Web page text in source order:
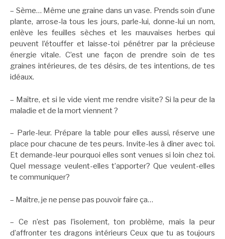
– Sème… Même une graine dans un vase. Prends soin d’une
plante, arrose-la tous les jours, parle-lui, donne-lui un nom,
enlève les feuilles sèches et les mauvaises herbes qui
peuvent l’étouffer et laisse-toi pénétrer par la précieuse
énergie vitale. C’est une façon de prendre soin de tes
graines intérieures, de tes désirs, de tes intentions, de tes
idéaux.
– Maître, et si le vide vient me rendre visite? Si la peur de la
maladie et de la mort viennent ?
– Parle-leur. Prépare la table pour elles aussi, réserve une
place pour chacune de tes peurs. Invite-les à dîner avec toi.
Et demande-leur pourquoi elles sont venues si loin chez toi.
Quel message veulent-elles t’apporter? Que veulent-elles
te communiquer?
– Maître, je ne pense pas pouvoir faire ça…
– Ce n’est pas l’isolement, ton problème, mais la peur
d’affronter tes dragons intérieurs Ceux que tu as toujours